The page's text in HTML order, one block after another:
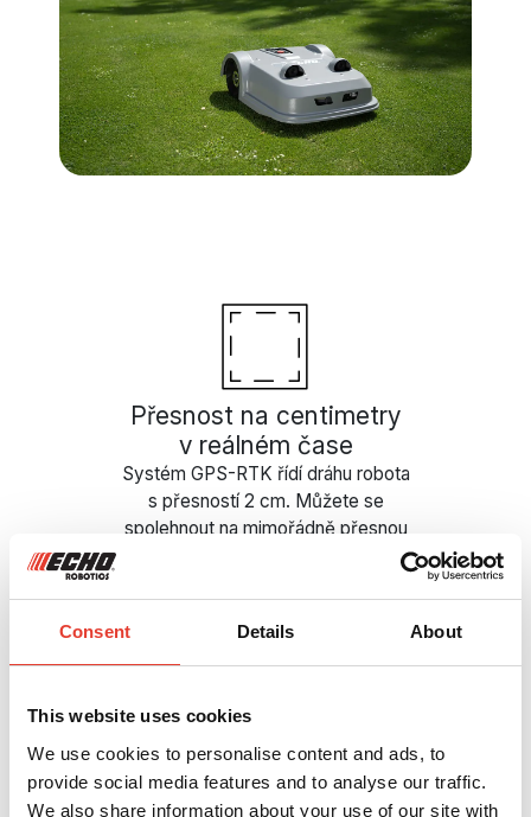
Consent Details About
This website uses cookies
We use cookies to personalise content and ads, to
provide social media features and to analyse our traffic.
We also share information about your use of our site with
Přesnost na centimetry
v reálném čase
Systém GPS-RTK řídí dráhu robota
s přesností 2 cm. Můžete se
spolehnout na mimořádně přesnou
navigaci i na rozsáhlých plochách a
Optimalizované
trajektorie sečení
Díky kombinaci údajů z GPS a RTK
se seče v rovnoběžných pruzích